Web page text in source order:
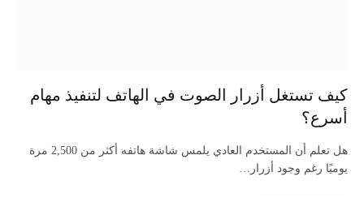
كيف تستغل أزرار الصوت في الهاتف لتنفيذ مهام
أسرع؟
هل تعلم أن المستخدم العادي يلمس شاشة هاتفه أكثر من 2,500 مرة
يوميًا رغم وجود أزرار…